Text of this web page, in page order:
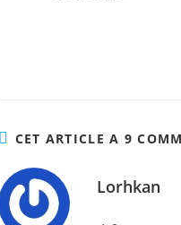
CET ARTICLE A 9
Lorhkan